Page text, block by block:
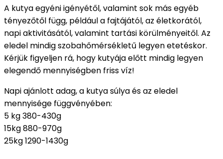
A kutya egyéni igényétől, valamint sok más egyéb
tényezőtől függ, például a fajtájától, az életkorától,
napi aktivitásától, valamint tartási körülményeitől. Az
eledel mindig szobahőmérsékletű legyen etetéskor.
Kérjük figyeljen rá, hogy kutyája előtt mindig legyen
elegendő mennyiségben friss víz!
Napi ajánlott adag, a kutya súlya és az eledel
mennyisége függvényében:
5 kg 380-430g
15kg 880-970g
25kg 1290-1430g